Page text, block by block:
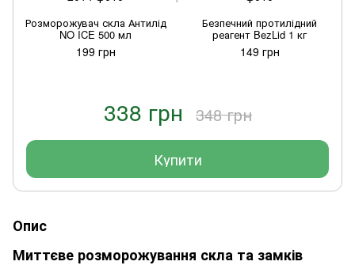
Розморожувач скла Антилід
NO ICE 500 мл
199 грн
Безпечний протилідний
реагент BezLid 1 кг
149 грн
338 грн 348 грн
Купити
Опис
Миттєве розморожування скла та замків